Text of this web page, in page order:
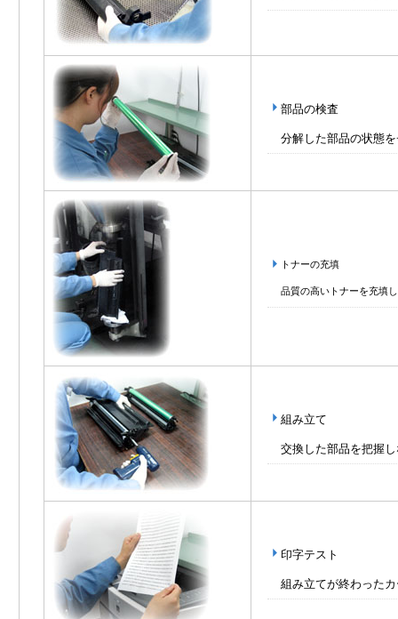
部品の検査
分解した部品の状態
トナーの充填
品質の高いトナーを充填
組み立て
交換した部品を把握
印字テスト
組み立てが終わった